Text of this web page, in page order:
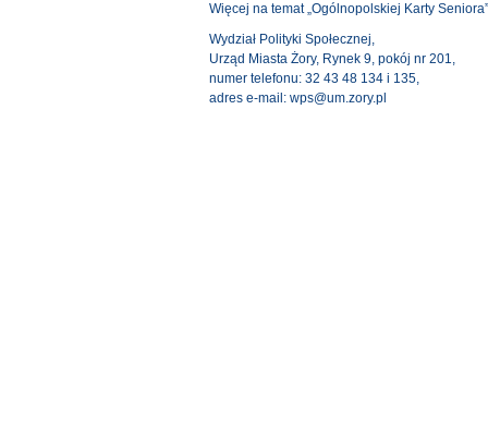
Więcej na temat „Ogólnopolskiej Karty
Wydział Polityki Społecznej,
Urząd Miasta Żory, Rynek 9, pokój nr 201,
numer telefonu: 32 43 48 134 i 135,
adres e-mail: wps@um.zory.pl